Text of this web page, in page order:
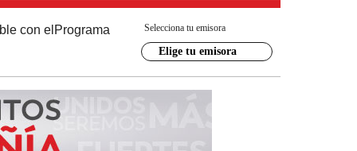
con el Programa Selecciona tu emisora
Elige tu emisora